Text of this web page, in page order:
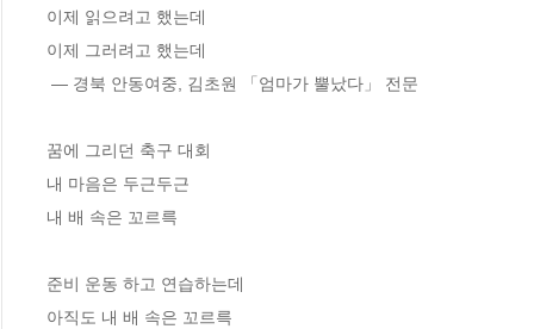
이제 읽으려고 했는데
이제 그러려고 했는데
― 경북 안동여중, 김초원 「엄마가 뿔났다」 전문
꿈에 그리던 축구 대회
내 마음은 두근두근
내 배 속은 꼬르륵
준비 운동 하고 연습하는데
아직도 내 배 속은 꼬르륵